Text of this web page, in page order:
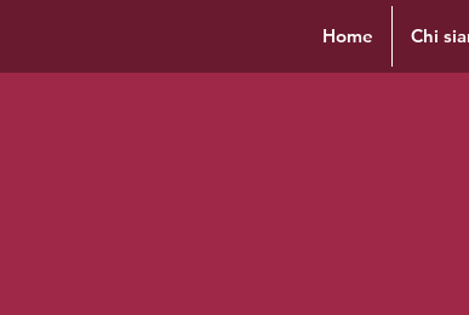
Home Chi